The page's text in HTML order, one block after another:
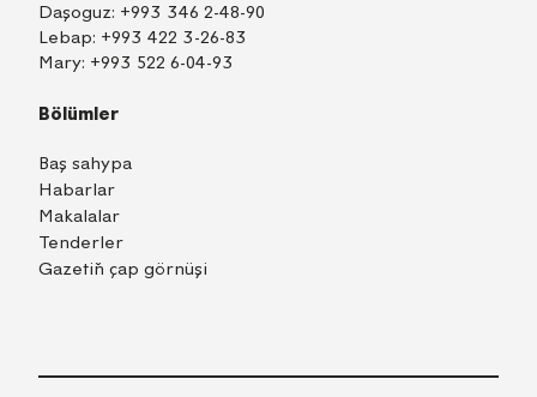
Daşoguz: +993 346 2-48-90
Lebap: +993 422 3-26-83
Mary: +993 522 6-04-93
Bölümler
Baş sahypa
Habarlar
Makalalar
Tenderler
Gazetiň çap görnüşi